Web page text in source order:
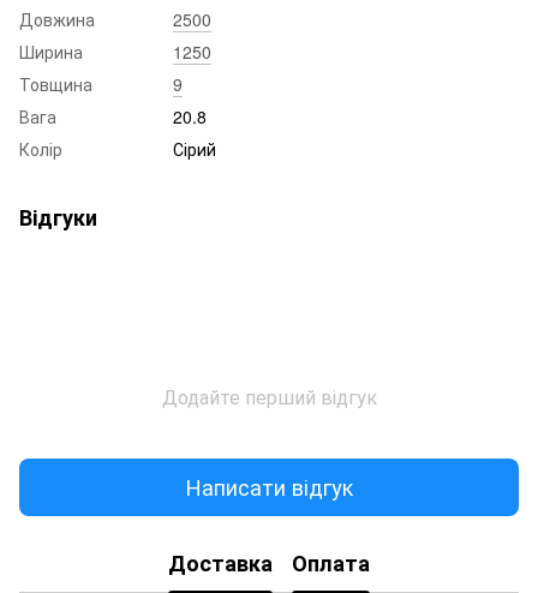
Довжина
2500
Ширина
1250
Товщина
9
Вага
20.8
Колір
Сірий
Відгуки
Додайте перший відгук
Написати відгук
Доставка Оплата